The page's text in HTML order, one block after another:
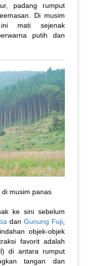
padang rumput
Di musim
mati sejenak
putih dan
musim panas
ke sini sebelum
dan Gunung Fuji
objek-objek
favorit adalah
di antara rumput
tangan dan